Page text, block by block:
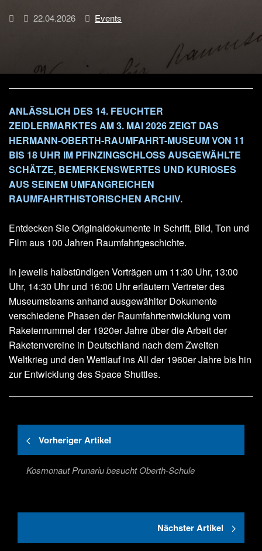
22.04.2026 Events
ANLÄSSLICH DES 14. FEUCHTER
ZEIDLERMARKTES AM 3. MAI 2026 ZEIGT DAS
HERMANN-OBERTH-RAUMFAHRT-MUSEUM VON 11
BIS 18 UHR IM PFINZINGSCHLOSS AUSGEWÄHLTE
SCHÄTZE, BEMERKENSWERTES UND KURIOSES
AUS SEINEM UMFANGREICHEN
RAUMFAHRTHISTORISCHEN ARCHIV.
Entdecken Sie Originaldokumente in Schrift, Bild, Ton und
Film aus 100 Jahren Raumfahrtgeschichte.
In jeweils halbstündigen Vorträgen um 11:30 Uhr, 13:00
Uhr, 14:30 Uhr und 16:00 Uhr erläutern Vertreter des
Museumsteams anhand ausgewählter Dokumente
verschiedene Phasen der Raumfahrtentwicklung vom
Raketenrummel der 1920er Jahre über die Arbeit der
Raketenvereine in Deutschland nach dem Zweiten
Weltkrieg und den Wettlauf ins All der 1960er Jahre bis hin
zur Entwicklung des Space Shuttles.
Vorheriger Artikel
Kosmonaut Prunariu besucht Oberth-Schule
Nächster Artikel